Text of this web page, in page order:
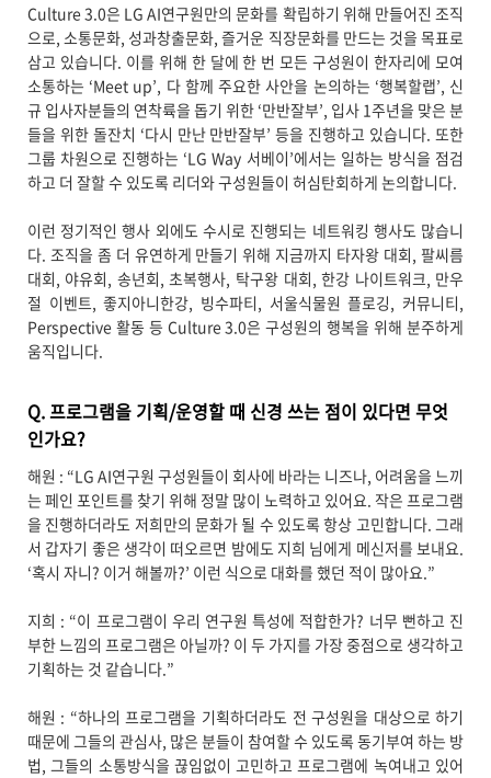
Culture 3.0은 LG AI연구원만의 문화를 확립하기 위해 만들어진 조직
으로, 소통문화, 성과창출문화, 즐거운 직장문화를 만드는 것을 목표로
삼고 있습니다. 이를 위해 한 달에 한 번 모든 구성원이 한자리에 모여
소통하는 ‘Meet up’, 다 함께 주요한 사안을 논의하는 ‘행복할랩’, 신
규 입사자분들의 연착륙을 돕기 위한 ‘만반잘부’, 입사 1주년을 맞은 분
들을 위한 돌잔치 ‘다시 만난 만반잘부’ 등을 진행하고 있습니다. 또한
그룹 차원으로 진행하는 ‘LG Way 서베이’에서는 일하는 방식을 점검
하고 더 잘할 수 있도록 리더와 구성원들이 허심탄회하게 논의합니다.
이런 정기적인 행사 외에도 수시로 진행되는 네트워킹 행사도 많습니
다. 조직을 좀 더 유연하게 만들기 위해 지금까지 타자왕 대회, 팔씨름
대회, 야유회, 송년회, 초복행사, 탁구왕 대회, 한강 나이트워크, 만우
절 이벤트, 좋지아니한강, 빙수파티, 서울식물원 플로깅, 커뮤니티,
Perspective 활동 등 Culture 3.0은 구성원의 행복을 위해 분주하게
움직입니다.
Q. 프로그램을 기획/운영할 때 신경 쓰는 점이 있다면 무엇
인가요?
해원 : “LG AI연구원 구성원들이 회사에 바라는 니즈나, 어려움을 느끼
는 페인 포인트를 찾기 위해 정말 많이 노력하고 있어요. 작은 프로그램
을 진행하더라도 저희만의 문화가 될 수 있도록 항상 고민합니다. 그래
서 갑자기 좋은 생각이 떠오르면 밤에도 지희 님에게 메신저를 보내요.
‘혹시 자니? 이거 해볼까?’ 이런 식으로 대화를 했던 적이 많아요.”
지희 : “이 프로그램이 우리 연구원 특성에 적합한가? 너무 뻔하고 진
부한 느낌의 프로그램은 아닐까? 이 두 가지를 가장 중점으로 생각하고
기획하는 것 같습니다.”
해원 : “하나의 프로그램을 기획하더라도 전 구성원을 대상으로 하기
때문에 그들의 관심사, 많은 분들이 참여할 수 있도록 동기부여 하는 방
법, 그들의 소통방식을 끊임없이 고민하고 프로그램에 녹여내고 있어